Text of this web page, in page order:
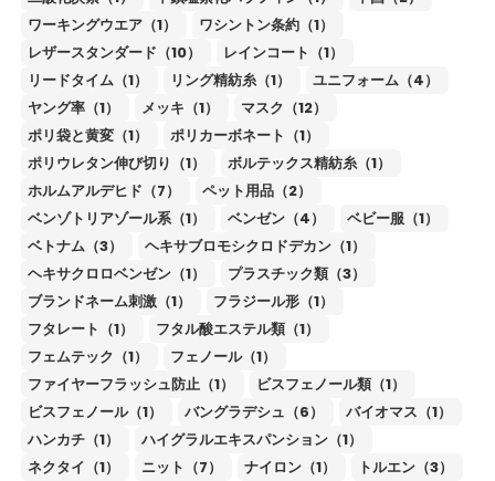
ワーキングウエア（1）
ワシントン条約（1）
レザースタンダード（10）
レインコート（1）
リードタイム（1）
リング精紡糸（1）
ユニフォーム（4）
ヤング率（1）
メッキ（1）
マスク（12）
ポリ袋と黄変（1）
ポリカーボネート（1）
ポリウレタン伸び切り（1）
ボルテックス精紡糸（1）
ホルムアルデヒド（7）
ペット用品（2）
ベンゾトリアゾール系（1）
ベンゼン（4）
ベビー服（1）
ベトナム（3）
ヘキサブロモシクロドデカン（1）
ヘキサクロロベンゼン（1）
プラスチック類（3）
ブランドネーム刺激（1）
フラジール形（1）
フタレート（1）
フタル酸エステル類（1）
フェムテック（1）
フェノール（1）
ファイヤーフラッシュ防止（1）
ビスフェノール類（1）
ビスフェノール（1）
バングラデシュ（6）
バイオマス（1）
ハンカチ（1）
ハイグラルエキスパンション（1）
ネクタイ（1）
ニット（7） ナイロン（1） トルエン（3）